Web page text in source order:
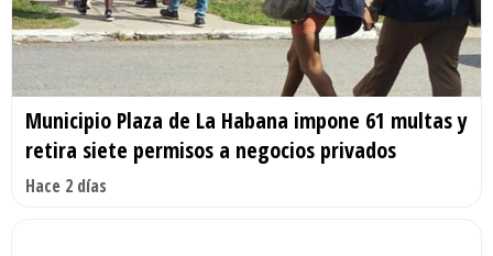
Municipio Plaza de La Habana impone 61 multas y
retira siete permisos a negocios privados
Hace 2 días